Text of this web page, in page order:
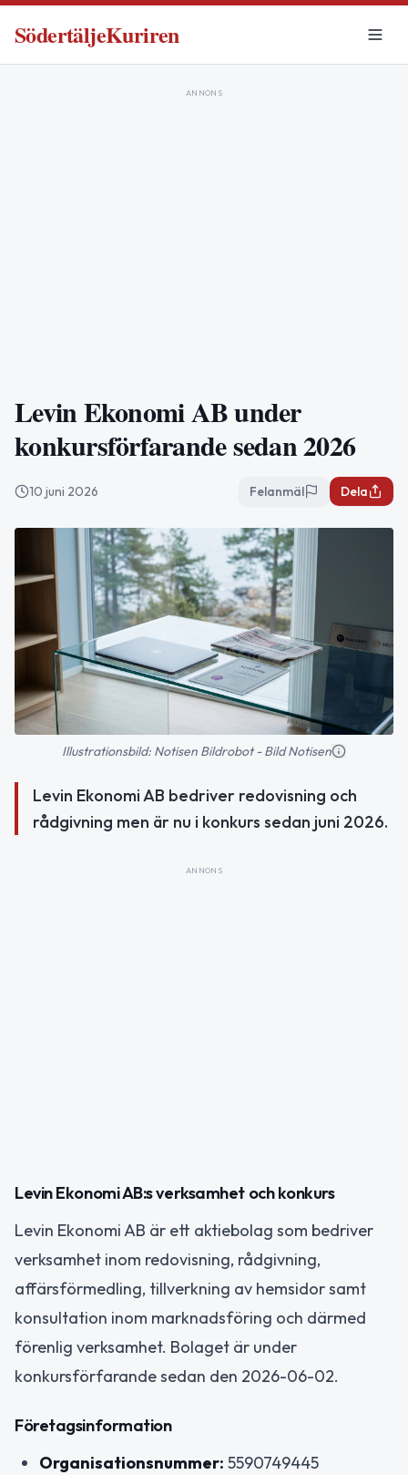
SödertäljeKuriren
ANNONS
Levin Ekonomi AB under
konkursförfarande sedan 2026
10 juni 2026 Felanmäl Dela
Illustrationsbild: Notisen Bildrobot - Bild Notisen
Levin Ekonomi AB bedriver redovisning och
rådgivning men är nu i konkurs sedan juni 2026.
ANNONS
Levin Ekonomi AB:s verksamhet och konkurs
Levin Ekonomi AB är ett aktiebolag som bedriver
verksamhet inom redovisning, rådgivning,
affärsförmedling, tillverkning av hemsidor samt
konsultation inom marknadsföring och därmed
förenlig verksamhet. Bolaget är under
konkursförfarande sedan den 2026-06-02.
Företagsinformation
Organisationsnummer: 5590749445